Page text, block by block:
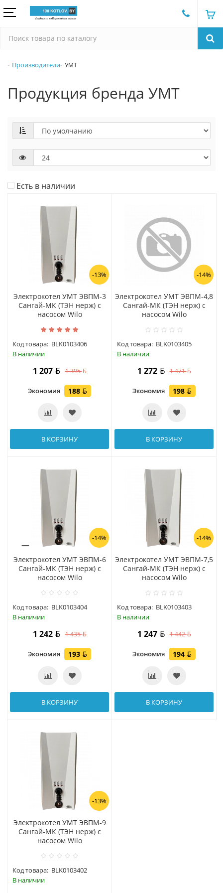
Производители УМТ
Продукция бренда УМТ
Есть в наличии
-13%
Электрокотел УМТ ЭВПМ-3
Сангай-МК (ТЭН нерж) с
насосом Wilo
Код товара: BLK0103406
В наличии
1 207 1 395
Экономия 188
В КОРЗИНУ
-14%
Электрокотел УМТ ЭВПМ-4,8
Сангай-МК (ТЭН нерж) с
насосом Wilo
Код товара: BLK0103405
В наличии
1 272 1 471
Экономия 198
В КОРЗИНУ
-14%
Электрокотел УМТ ЭВПМ-6
Сангай-МК (ТЭН нерж) с
насосом Wilo
Код товара: BLK0103404
В наличии
1 242 1 435
Экономия 193
В КОРЗИНУ
-14%
Электрокотел УМТ ЭВПМ-7,5
Сангай-МК (ТЭН нерж) с
насосом Wilo
Код товара: BLK0103403
В наличии
1 247 1 442
Экономия 194
В КОРЗИНУ
-13%
Электрокотел УМТ ЭВПМ-9
Сангай-МК (ТЭН нерж) с
насосом Wilo
Код товара: BLK0103402
В наличии